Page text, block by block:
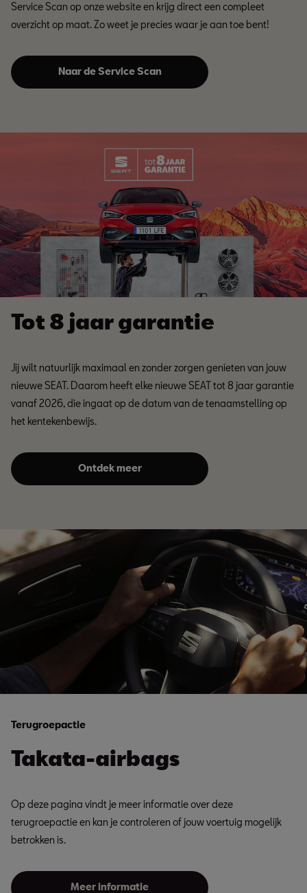
Service Scan op onze website en krijg direct een compleet
overzicht op maat. Zo weet je precies waar je aan toe bent!
Naar de Service Scan
Tot 8 jaar garantie
Jij wilt natuurlijk maximaal en zonder zorgen genieten van jouw
nieuwe SEAT. Daarom heeft elke nieuwe SEAT tot 8 jaar garantie
vanaf 2026, die ingaat op de datum van de tenaamstelling op
het kentekenbewijs.
Ontdek meer
Terugroepactie
Takata-airbags
Op deze pagina vindt je meer informatie over deze
terugroepactie en kan je controleren of jouw voertuig mogelijk
betrokken is.
Meer informatie